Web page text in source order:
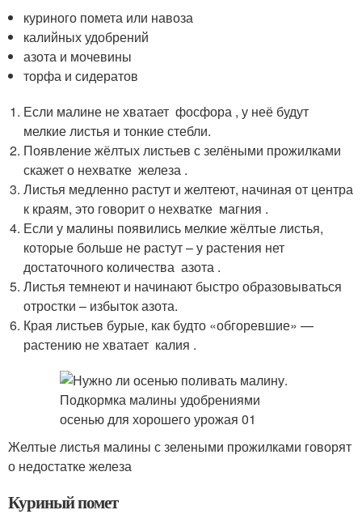
куриного помета или навоза
калийных удобрений
азота и мочевины
торфа и сидератов
Если малине не хватает фосфора , у неё будут
мелкие листья и тонкие стебли.
Появление жёлтых листьев с зелёными прожилками
скажет о нехватке железа .
Листья медленно растут и желтеют, начиная от центра
к краям, это говорит о нехватке магния .
Если у малины появились мелкие жёлтые листья,
которые больше не растут – у растения нет
достаточного количества азота .
Листья темнеют и начинают быстро образовываться
отростки – избыток азота.
Края листьев бурые, как будто «обгоревшие» —
растению не хватает калия .
Желтые листья малины с зелеными прожилками говорят
о недостатке железа
Куриный помет